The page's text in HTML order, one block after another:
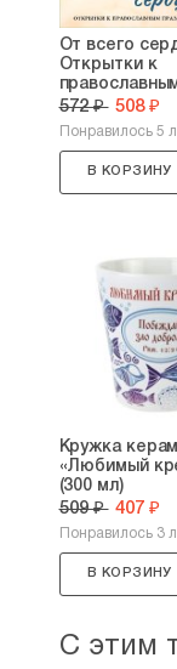
От всего
Открытки к
572 ₽ 508 ₽
Понравилось 5
В КОРЗИНУ
Кружка
«Любимый
(300 мл)
509 ₽ 407 ₽
Понравилось 3
В КОРЗИНУ
С этим